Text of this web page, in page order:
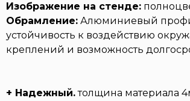
Изображение на стенде:
Обрамление: Алюминиевый
устойчивость к воздействию
креплений и возможность
+ Надежный.толщина материала